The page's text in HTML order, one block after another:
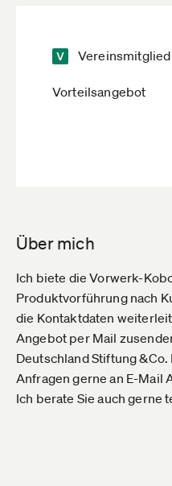
Vereinsmitglied
Vorteilsangebot
Über mich
Ich biete die Vorwerk-
Produktvorführung nach
die Kontaktdaten
Angebot per Mail
Deutschland Stiftung
Anfragen gerne an E-Mail
Ich berate Sie auch gerne